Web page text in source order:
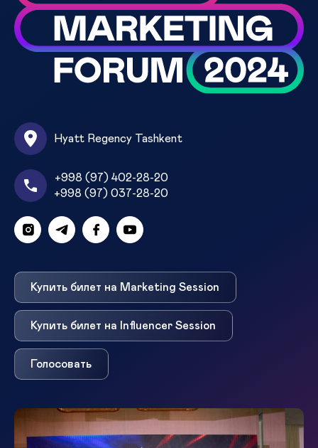
Hyatt Regency Tashkent
+998 (97) 402-28-20
+998 (97) 037-28-20
Купить билет на Marketing Session
Купить билет на Influencer Session
Голосовать